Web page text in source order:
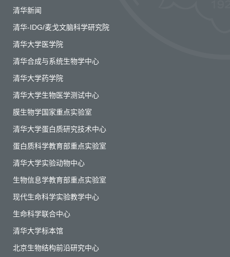
清华新闻
清华-IDG/麦戈文脑科学研究院
清华大学医学院
清华合成与系统生物学中心
清华大学药学院
清华大学生物医学测试中心
膜生物学国家重点实验室
清华大学蛋白质研究技术中心
蛋白质科学教育部重点实验室
清华大学实验动物中心
生物信息学教育部重点实验室
现代生命科学实验教学中心
生命科学联合中心
清华大学标本馆
北京生物结构前沿研究中心